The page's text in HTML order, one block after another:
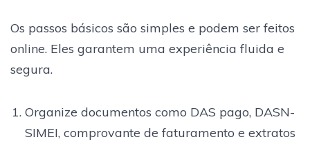
Os passos básicos são simples e podem ser feitos
online. Eles garantem uma experiência fluida e
segura.
Organize documentos como DAS pago, DASN-
SIMEI, comprovante de faturamento e extratos